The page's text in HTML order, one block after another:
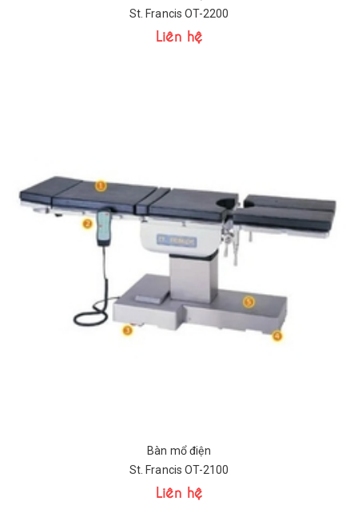
St. Francis OT-2200
Liên hệ
Bàn mổ điện
St. Francis OT-2100
Liên hệ